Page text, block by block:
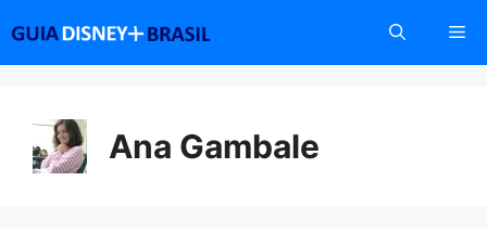
conteúdo
Ana Gambale